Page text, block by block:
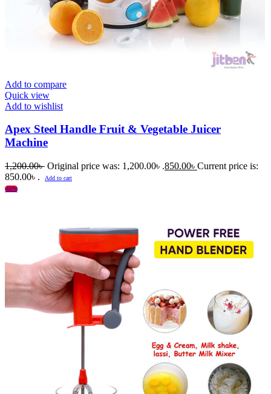
Add to compare
Quick view
Add to wishlist
Apex Steel Handle Fruit & Vegetable Juicer
Machine
1,200.00৳ Original price was: 1,200.00৳ .850.00৳ Current price is:
850.00৳ .
Add to cart
-60%